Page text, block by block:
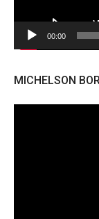
00:00
MICHELSON